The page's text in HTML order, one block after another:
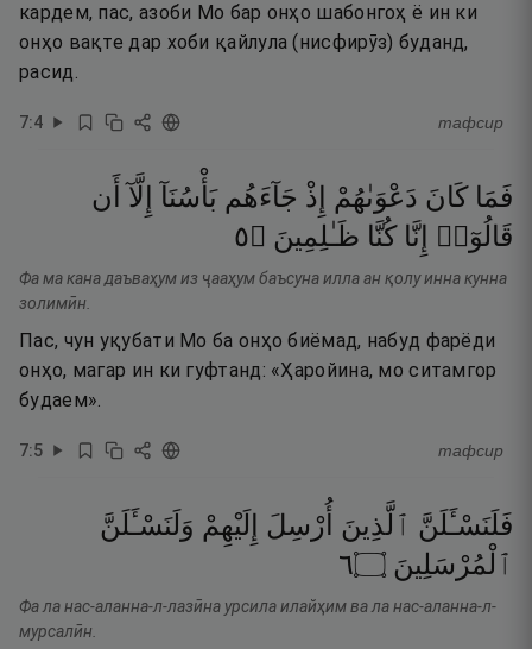
кардем, пас, азоби Мо бар онҳо шабонгоҳ ё ин ки
онҳо вақте дар хоби қайлула (нисфирӯз) буданд,
расид.
7:4 тафсир
فَمَا كَانَ دَعْوَىٰهُمْ إِذْ جَآءَهُم بَأْسُنَآ إِلَّآ
أَن
قَالُوٓا۟ إِنَّا كُنَّا ظَـٰلِمِينَ ۝٥
Фа ма кана даъваҳум из ҷааҳум баъсуна илла ан қолу инна кунна
золимӣн.
Пас, чун уқубати Мо ба онҳо биёмад, набуд фарёди
онҳо, магар ин ки гуфтанд: «Ҳаройина, мо ситамгор
будаем».
7:5 тафсир
فَلَنَسْـَٔلَنَّ ٱلَّذِينَ أُرْسِلَ إِلَيْهِمْ وَلَنَسْـَٔلَنَّ
ٱلْمُرْسَلِينَ ۝٦
Фа ла нас-аланна-л-лазӣна урсила илайҳим ва ла нас-аланна-л-
мурсалӣн.